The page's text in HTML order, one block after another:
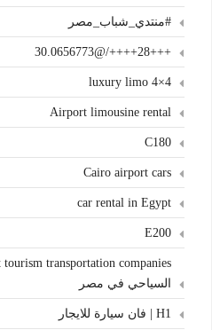
#منتدي_شباب_مصر
+++28++++/@30.0656773
4×4 luxury limo
Airport limousine rental
C180
Cairo airport cars
car rental in Egypt
E200
السياحي في مصر
H1 | فان سيارة للايجار